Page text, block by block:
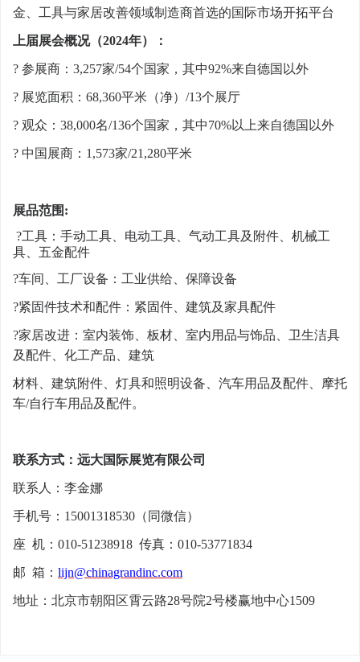
金、工具与家居改善领域制造商首选的国际市场开拓平台
上届展会概况（2024年） ：
? 参展商： 3,257家/54个国家，其中92%来自德国以外
? 展览面积： 68,360平米（净）/13个展厅
? 观众： 38,000名/136个国家，其中70%以上来自德国以外
? 中国展商： 1,573家/21,280平米
展品范围 :
?工具：手动工具、电动工具、气动工具及附件、机械工
具、五金配件
?车间、工厂设备：工业供给、保障设备
?紧固件技术和配件：紧固件、建筑及家具配件
?家居改进： 室内装饰、板材、室内用品与饰品、卫生洁具
及配件、化工产品、建筑
材料、建筑附件、灯具和照明设备、汽车用品及配件、摩托
车/自行车用品及配件。
联系方式：远大国际展览有限公司
联系人：李金娜
手机号： 15001318530（同微信）
座 机： 010-51238918 传真：010-53771834
邮 箱： lijn@chinagrandinc.com
地址：北京市朝阳区霄云路28号院2号楼赢地中心1509